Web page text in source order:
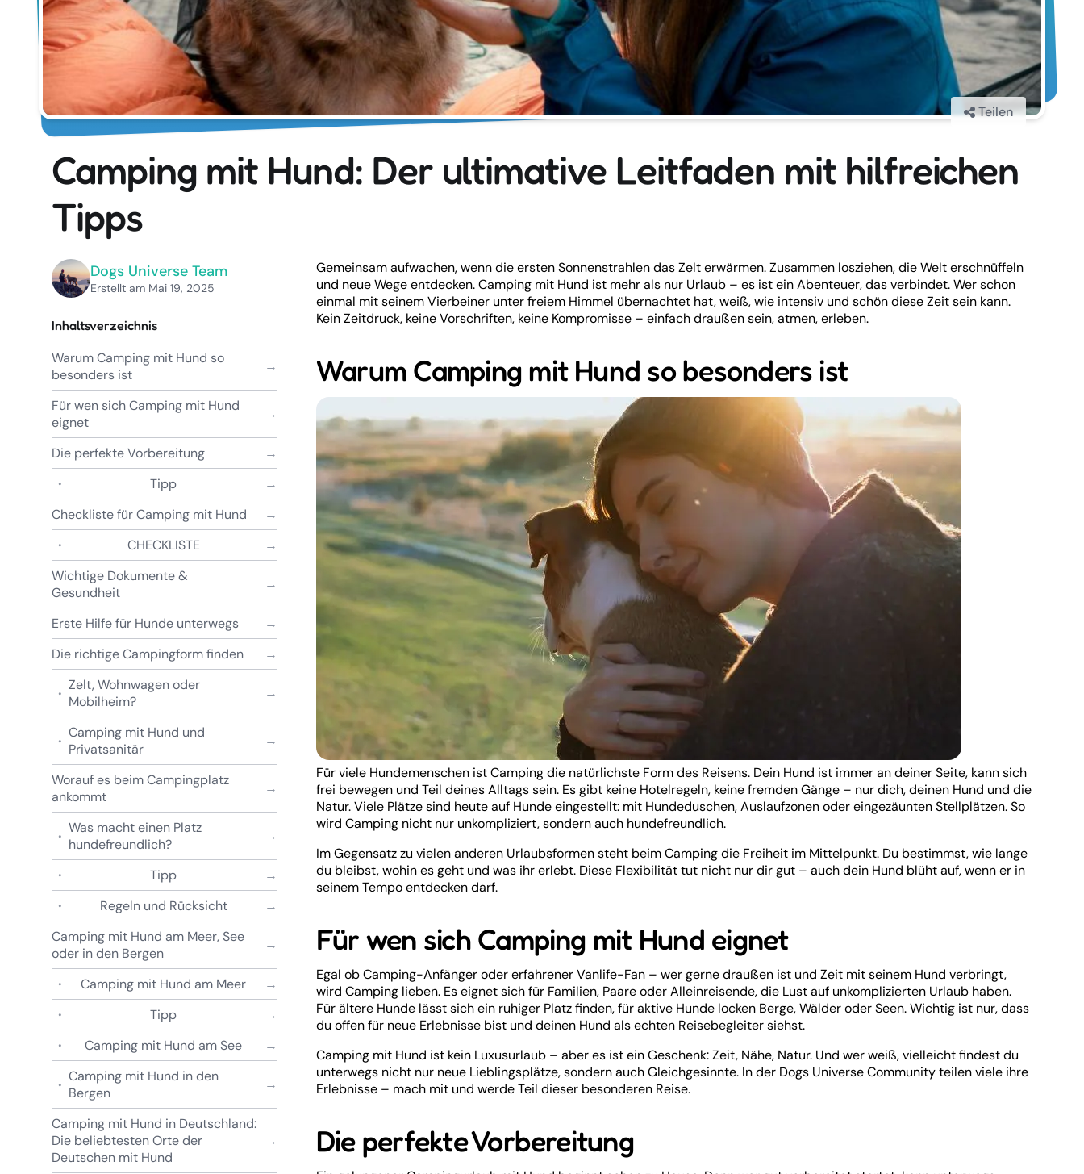
Teilen
Camping mit Hund: Der ultimative Leitfaden mit hilfreichen
Tipps
Dogs Universe Team
Erstellt am Mai 19, 2025
Inhaltsverzeichnis
Warum Camping mit Hund so
besonders ist
Für wen sich Camping mit Hund
eignet
Die perfekte Vorbereitung
Tipp
Checkliste für Camping mit Hund
CHECKLISTE
Wichtige Dokumente &
Gesundheit
Erste Hilfe für Hunde unterwegs
Die richtige Campingform finden
Zelt, Wohnwagen oder
Mobilheim?
Camping mit Hund und
Privatsanitär
Worauf es beim Campingplatz
ankommt
Was macht einen Platz
hundefreundlich?
Tipp
Regeln und Rücksicht
Camping mit Hund am Meer, See
oder in den Bergen
Camping mit Hund am Meer
Tipp
Camping mit Hund am See
Camping mit Hund in den
Bergen
Camping mit Hund in Deutschland:
Die beliebtesten Orte der
Deutschen mit Hund
Gemeinsam aufwachen, wenn die ersten Sonnenstrahlen das Zelt erwärmen. Zusammen losziehen, die Welt erschnüffeln
und neue Wege entdecken. Camping mit Hund ist mehr als nur Urlaub – es ist ein Abenteuer, das verbindet. Wer schon
einmal mit seinem Vierbeiner unter freiem Himmel übernachtet hat, weiß, wie intensiv und schön diese Zeit sein kann.
Kein Zeitdruck, keine Vorschriften, keine Kompromisse – einfach draußen sein, atmen, erleben.
Warum Camping mit Hund so besonders ist
Für viele Hundemenschen ist Camping die natürlichste Form des Reisens. Dein Hund ist immer an deiner Seite, kann sich
frei bewegen und Teil deines Alltags sein. Es gibt keine Hotelregeln, keine fremden Gänge – nur dich, deinen Hund und die
Natur. Viele Plätze sind heute auf Hunde eingestellt: mit Hundeduschen, Auslaufzonen oder eingezäunten Stellplätzen. So
wird Camping nicht nur unkompliziert, sondern auch hundefreundlich.
Im Gegensatz zu vielen anderen Urlaubsformen steht beim Camping die Freiheit im Mittelpunkt. Du bestimmst, wie lange
du bleibst, wohin es geht und was ihr erlebt. Diese Flexibilität tut nicht nur dir gut – auch dein Hund blüht auf, wenn er in
seinem Tempo entdecken darf.
Für wen sich Camping mit Hund eignet
Egal ob Camping-Anfänger oder erfahrener Vanlife-Fan – wer gerne draußen ist und Zeit mit seinem Hund verbringt,
wird Camping lieben. Es eignet sich für Familien, Paare oder Alleinreisende, die Lust auf unkomplizierten Urlaub haben.
Für ältere Hunde lässt sich ein ruhiger Platz finden, für aktive Hunde locken Berge, Wälder oder Seen. Wichtig ist nur, dass
du offen für neue Erlebnisse bist und deinen Hund als echten Reisebegleiter siehst.
Camping mit Hund ist kein Luxusurlaub – aber es ist ein Geschenk: Zeit, Nähe, Natur. Und wer weiß, vielleicht findest du
unterwegs nicht nur neue Lieblingsplätze, sondern auch Gleichgesinnte. In der Dogs Universe Community teilen viele ihre
Erlebnisse – mach mit und werde Teil dieser besonderen Reise.
Die perfekte Vorbereitung